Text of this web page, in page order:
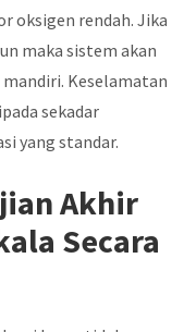
oksigen rendah. Jika
maka sistem akan
Keselamatan
sekadar
yang standar.
Akhir
Secara